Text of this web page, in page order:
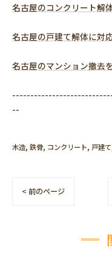
名古屋のコンクリート解
名古屋の戸建て解体に対
名古屋のマンション撤去
--
木造 鉄骨 コンクリート 戸建て
< 前のページ